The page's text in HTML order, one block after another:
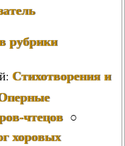
рубрики
Стихотворения и
чтецов○
хоровых